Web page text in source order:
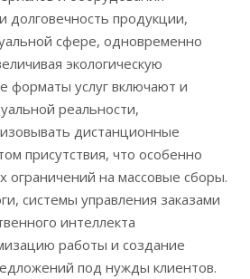
долговечность продукции,
сфере, одновременно
экологическую
форматы услуг включают и
реальности,
дистанционные
присутствия, что особенно
ограничений на массовые сборы.
системы управления заказами
интеллекта
работы и создание
под нужды клиентов.